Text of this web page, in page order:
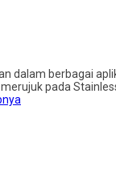
dalam berbagai
pada